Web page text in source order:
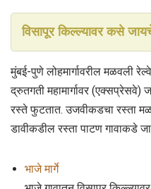
विसापूर किल्ल्यावर कसे
मुंबई-पुणे लोहमार्गावरील मळवली
द्रुतगती महामार्गावर (एक्सप्रेसवे)
रस्ते फुटतात. उजवीकडचा रस्ता
डावीकडील रस्ता पाटण गावाकडे
भाजे मार्गे